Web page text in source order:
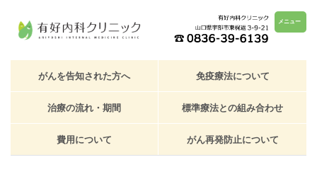
メニュー
がんを告知された方へ 免疫療法について
治療の流れ・期間 標準療法との組み合わせ
費用について がん再発防止について